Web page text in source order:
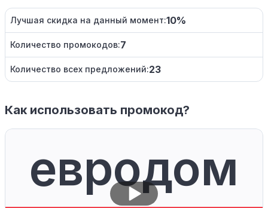
Лучшая скидка на данный момент:10%
Количество промокодов:7
Количество всех предложений:23
Как использовать промокод?
евродом